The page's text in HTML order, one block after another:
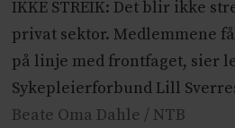
IKKE STREIK: Det blir ikke
privat sektor. Medlemmene
på linje med frontfaget, sier
Sykepleierforbund Lill
Beate Oma Dahle / NTB